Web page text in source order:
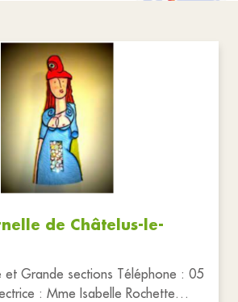
Commerces
Services publics
Tourisme
de Châtelus-le-
et Grande sections Téléphone : 05
: Mme Isabelle Rochette